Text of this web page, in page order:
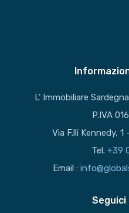
L’ Immobiliare
P.IVA
Via F.lli Kennedy, 1
Tel. +39
Email :
Seguici